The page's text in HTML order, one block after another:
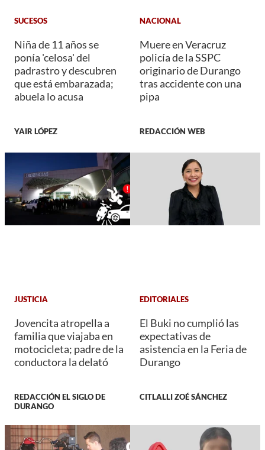
SUCESOS
Niña de 11 años se
ponía 'celosa' del
padrastro y descubren
que está embarazada;
abuela lo acusa
YAIR LÓPEZ
NACIONAL
Muere en Veracruz
policía de la SSPC
originario de Durango
tras accidente con una
pipa
REDACCIÓN WEB
JUSTICIA
Jovencita atropella a
familia que viajaba en
motocicleta; padre de la
conductora la delató
REDACCIÓN EL SIGLO DE
DURANGO
EDITORIALES
El Buki no cumplió las
expectativas de
asistencia en la Feria de
Durango
CITLALLI ZOÉ SÁNCHEZ